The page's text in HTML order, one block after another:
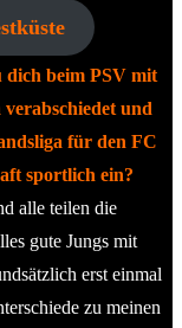
dich beim PSV mit
und
für den FC
sportlich ein?
alle teilen die
gute Jungs mit
erst einmal
zu meinen